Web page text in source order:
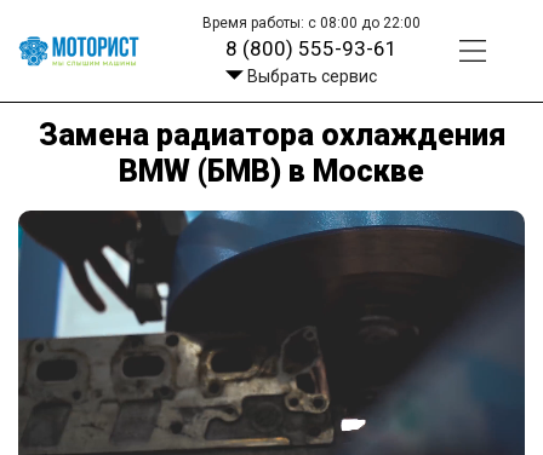
Время работы: с 08:00 до 22:00
8 (800) 555-93-61
Выбрать сервис
Замена радиатора охлаждения
BMW (БМВ) в Москве